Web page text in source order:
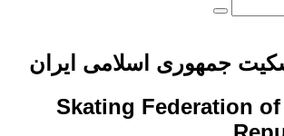
جمهوری اسلامی ایران
Skating Federation